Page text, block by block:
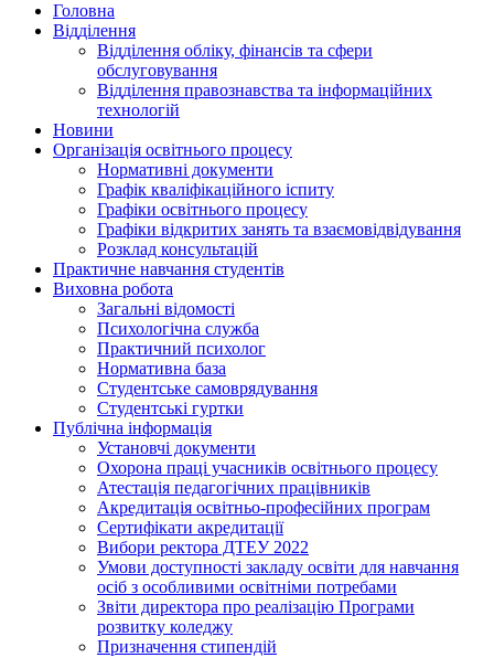
Головна
Відділення
Відділення обліку, фінансів та сфери
обслуговування
Відділення правознавства та інформаційних
технологій
Новини
Організація освітнього процесу
Нормативні документи
Графік кваліфікаційного іспиту
Графіки освітнього процесу
Графіки відкритих занять та взаємовідвідування
Розклад консультацій
Практичне навчання студентів
Виховна робота
Загальні відомості
Психологічна служба
Практичний психолог
Нормативна база
Студентське самоврядування
Студентські гуртки
Публічна інформація
Установчі документи
Охорона праці учасників освітнього процесу
Атестація педагогічних працівників
Акредитація освітньо-професійних програм
Сертифікати акредитації
Вибори ректора ДТЕУ 2022
Умови доступності закладу освіти для навчання
осіб з особливими освітніми потребами
Звіти директора про реалізацію Програми
розвитку коледжу
Призначення стипендій